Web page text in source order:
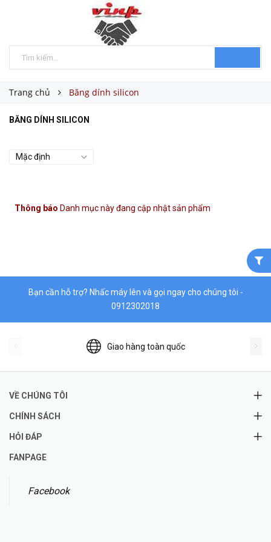
Trang chủ Băng dính silicon
BĂNG DÍNH SILICON
Thông báo Danh mục này đang cập nhật sản phẩm
Bạn cần hỗ trợ? Nhấc máy lên và gọi ngay cho chúng tôi -
0912302018
Giao hàng toàn quốc
VỀ CHÚNG TÔI
CHÍNH SÁCH
HỎI ĐÁP
FANPAGE
Facebook